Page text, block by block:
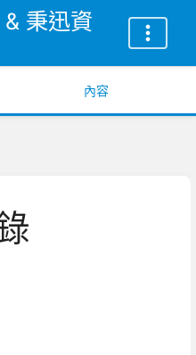
秉迅資
內容